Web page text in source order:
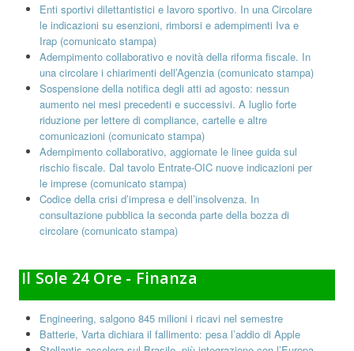
Enti sportivi dilettantistici e lavoro sportivo. In una Circolare
le indicazioni su esenzioni, rimborsi e adempimenti Iva e
Irap (comunicato stampa)
Adempimento collaborativo e novità della riforma fiscale. In
una circolare i chiarimenti dell’Agenzia (comunicato stampa)
Sospensione della notifica degli atti ad agosto: nessun
aumento nei mesi precedenti e successivi. A luglio forte
riduzione per lettere di compliance, cartelle e altre
comunicazioni (comunicato stampa)
Adempimento collaborativo, aggiornate le linee guida sul
rischio fiscale. Dal tavolo Entrate-OIC nuove indicazioni per
le imprese (comunicato stampa)
Codice della crisi d’impresa e dell’insolvenza. In
consultazione pubblica la seconda parte della bozza di
circolare (comunicato stampa)
Il Sole 24 Ore - Finanza
Engineering, salgono 845 milioni i ricavi nel semestre
Batterie, Varta dichiara il fallimento: pesa l’addio di Apple